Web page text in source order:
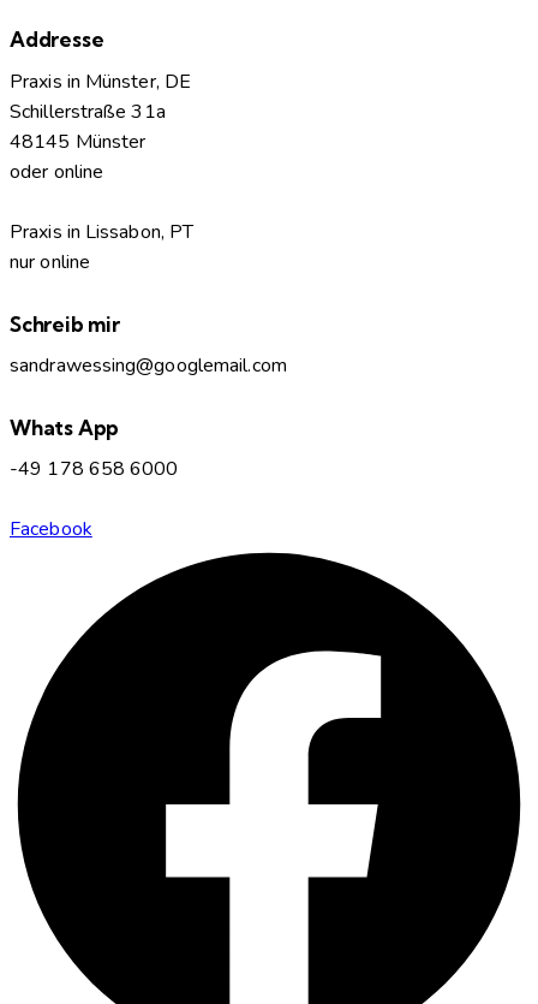
Addresse
Praxis in Münster, DE
Schillerstraße 31a
48145 Münster
oder online
Praxis in Lissabon, PT
nur online
Schreib mir
sandrawessing@googlemail.com
Whats App
-49 178 658 6000
Facebook